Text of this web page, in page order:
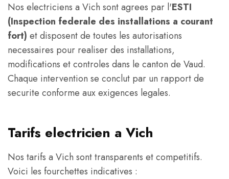
Nos electriciens a Vich sont agrees par l'ESTI
(Inspection federale des installations a courant
fort) et disposent de toutes les autorisations
necessaires pour realiser des installations,
modifications et controles dans le canton de Vaud.
Chaque intervention se conclut par un rapport de
securite conforme aux exigences legales.
Tarifs electricien a Vich
Nos tarifs a Vich sont transparents et competitifs.
Voici les fourchettes indicatives :